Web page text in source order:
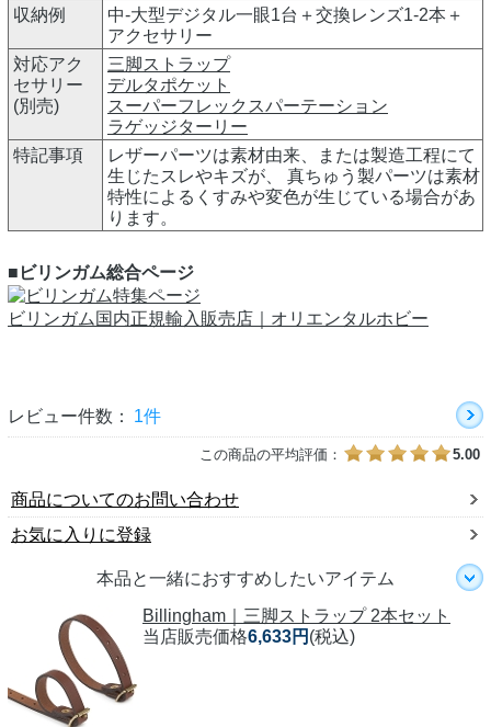
収納例
中-大型デジタル一眼1台＋交換レンズ1-2本＋
アクセサリー
対応アク
セサリー
(別売)
三脚ストラップ
デルタポケット
スーパーフレックスパーテーション
ラゲッジターリー
特記事項
レザーパーツは素材由来、または製造工程にて
生じたスレやキズが、 真ちゅう製パーツは素材
特性によるくすみや変色が生じている場合があ
ります。
■ビリンガム総合ページ
ビリンガム国内正規輸入販売店｜オリエンタルホビー
レビュー件数： 1件
この商品の平均評価： 5.00
商品についてのお問い合わせ
お気に入りに登録
本品と一緒におすすめしたいアイテム
Billingham｜三脚ストラップ 2本セット
当店販売価格6,633円 (税込)